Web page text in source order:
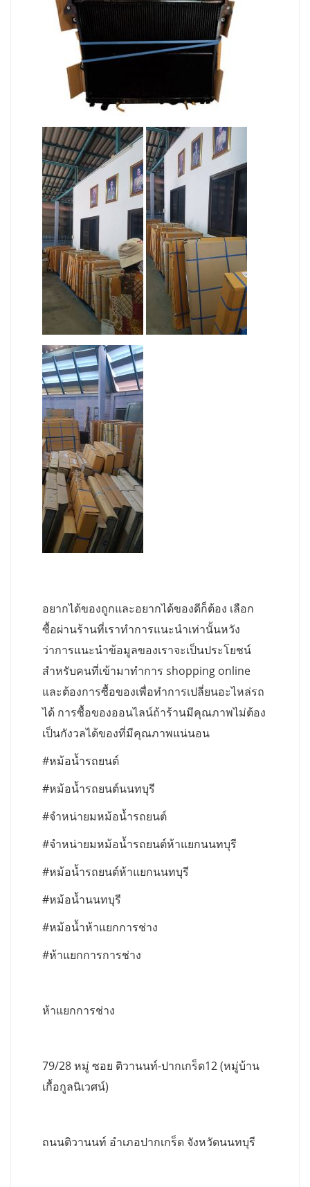
อยากได้ของถูกและอยากได้ของดีก็ต้อง เลือก
ซื้อผ่านร้านที่เราทำการแนะนำเท่านั้นหวัง
ว่าการแนะนำข้อมูลของเราจะเป็นประโยชน์
สำหรับคนที่เข้ามาทำการ shopping online
และต้องการซื้อของเพื่อทำการเปลี่ยนอะไหล่รถ
ได้ การซื้อของออนไลน์ถ้าร้านมีคุณภาพไม่ต้อง
เป็นกังวลได้ของที่มีคุณภาพแน่นอน
#หม้อน้ำรถยนต์
#หม้อน้ำรถยนต์นนทบุรี
#จำหน่ายมหม้อน้ำรถยนต์
#จำหน่ายมหม้อน้ำรถยนต์ห้าแยกนนทบุรี
#หม้อน้ำรถยนต์ห้าแยกนนทบุรี
#หม้อน้ำนนทบุรี
#หม้อน้ำห้าแยกการช่าง
#ห้าแยกการการช่าง
ห้าแยกการช่าง
79/28 หมู่ ซอย ติวานนท์-ปากเกร็ด12 (หมู่บ้าน
เกื้อกูลนิเวศน์)
ถนนติวานนท์ อำเภอปากเกร็ด จังหวัดนนทบุรี